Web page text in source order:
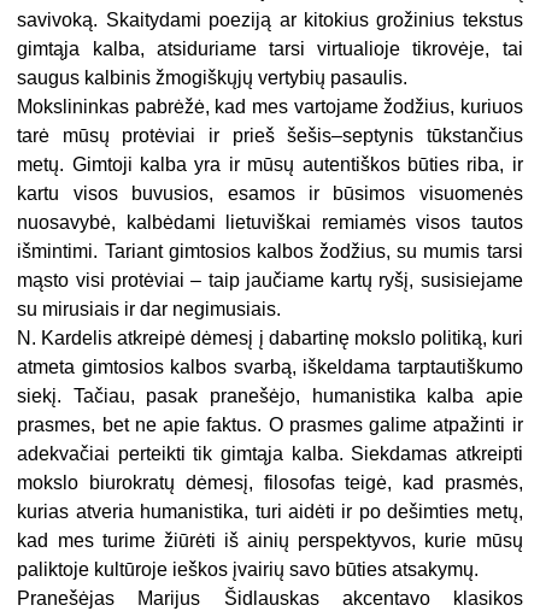
savivoką. Skaitydami poeziją ar kitokius grožinius tekstus
gimtąja kalba, atsiduriame tarsi virtualioje tikrovėje, tai
saugus kalbinis žmogiškųjų vertybių pasaulis.
Mokslininkas pabrėžė, kad mes vartojame žodžius, kuriuos
tarė mūsų protėviai ir prieš šešis–septynis tūkstančius
metų. Gimtoji kalba yra ir mūsų autentiškos būties riba, ir
kartu visos buvusios, esamos ir būsimos visuomenės
nuosavybė, kalbėdami lietuviškai remiamės visos tautos
išmintimi. Tariant gimtosios kalbos žodžius, su mumis tarsi
mąsto visi protėviai – taip jaučiame kartų ryšį, susisiejame
su mirusiais ir dar negimusiais.
N. Kardelis atkreipė dėmesį į dabartinę mokslo politiką, kuri
atmeta gimtosios kalbos svarbą, iškeldama tarptautiškumo
siekį. Tačiau, pasak pranešėjo, humanistika kalba apie
prasmes, bet ne apie faktus. O prasmes galime atpažinti ir
adekvačiai perteikti tik gimtąja kalba. Siekdamas atkreipti
mokslo biurokratų dėmesį, filosofas teigė, kad prasmės,
kurias atveria humanistika, turi aidėti ir po dešimties metų,
kad mes turime žiūrėti iš ainių perspektyvos, kurie mūsų
paliktoje kultūroje ieškos įvairių savo būties atsakymų.
Pranešėjas Marijus Šidlauskas akcentavo klasikos